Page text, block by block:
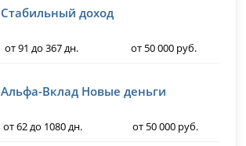
Стабильный доход
от 91 до 367 дн. от 50 000 руб.
Альфа-Вклад Новые деньги
от 62 до 1080 дн. от 50 000 руб.